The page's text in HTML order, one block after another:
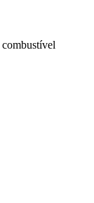
combustível